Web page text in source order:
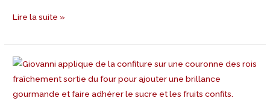
Lire la suite »
Recette
Polenta
aux